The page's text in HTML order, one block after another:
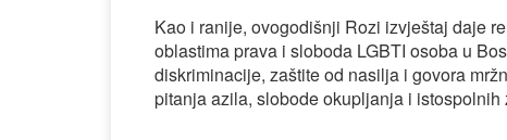
Kao i ranije, ovogodišnji Rozi izvještaj daje
oblastima prava i sloboda LGBTI osoba u
diskriminacije, zaštite od nasilja i govora
pitanja azila, slobode okupljanja i